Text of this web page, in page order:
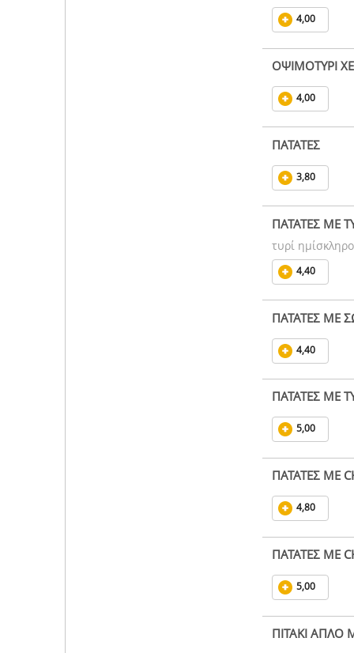
4,00
ΟΨΙΜΟΤΥΡΙ
4,00
ΠΑΤΑΤΕΣ
3,80
ΠΑΤΑΤΕΣ ΜΕ
τυρί ημίσκληρο
4,40
ΠΑΤΑΤΕΣ ΜΕ
4,40
ΠΑΤΑΤΕΣ ΜΕ
5,00
ΠΑΤΑΤΕΣ ΜΕ
4,80
ΠΑΤΑΤΕΣ ΜΕ
5,00
ΠΙΤΑΚΙ ΑΠΛΟ